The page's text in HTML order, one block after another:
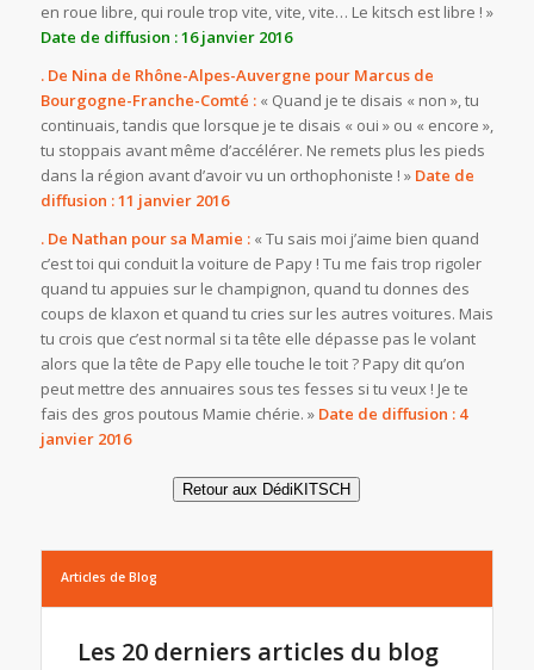
en roue libre, qui roule trop vite, vite, vite… Le kitsch est libre ! »
Date de diffusion : 16 janvier 2016
. De Nina de Rhône-Alpes-Auvergne pour Marcus de
Bourgogne-Franche-Comté :« Quand je te disais « non », tu
continuais, tandis que lorsque je te disais « oui » ou « encore »,
tu stoppais avant même d’accélérer. Ne remets plus les pieds
dans la région avant d’avoir vu un orthophoniste ! » Date de
diffusion : 11 janvier 2016
. De Nathan pour sa Mamie :« Tu sais moi j’aime bien quand
c’est toi qui conduit la voiture de Papy ! Tu me fais trop rigoler
quand tu appuies sur le champignon, quand tu donnes des
coups de klaxon et quand tu cries sur les autres voitures. Mais
tu crois que c’est normal si ta tête elle dépasse pas le volant
alors que la tête de Papy elle touche le toit ? Papy dit qu’on
peut mettre des annuaires sous tes fesses si tu veux ! Je te
fais des gros poutous Mamie chérie. » Date de diffusion : 4
janvier 2016
Retour aux DédiKITSCH
Articles de Blog
Les 20 derniers articles du blog